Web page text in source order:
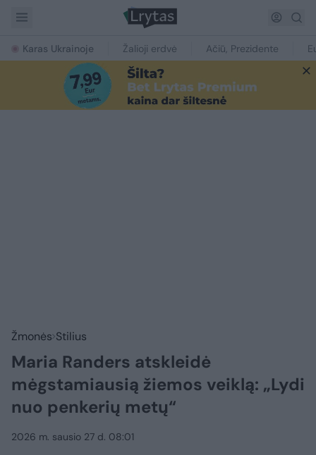
Karas Ukrainoje Žalioji erdvė Ačiū, Prezidente
Žmonės Stilius
Maria Randers atskleidė
mėgstamiausią žiemos veiklą: „Lydi
nuo penkerių metų“
2026 m. sausio 27 d. 08:01